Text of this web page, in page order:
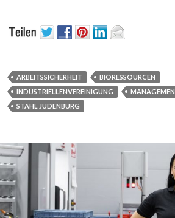
ARBEITSSICHERHEIT
BIORESSOURCEN
INDUSTRIELLENVEREINIGUNG
STAHL JUDENBURG